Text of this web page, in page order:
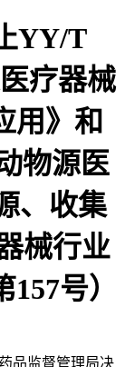
YY/T
疗器械
用》和
物源医
、收集
械行业
号）
品监督管理局决